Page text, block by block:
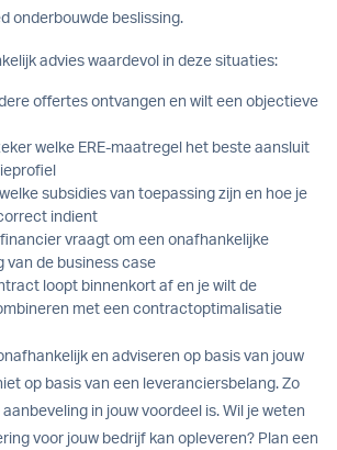
onderbouwde beslissing.
advies waardevol in deze situaties:
offertes ontvangen en wilt een objectieve
welke ERE-maatregel het beste aansluit
subsidies van toepassing zijn en hoe je
indient
vraagt om een onafhankelijke
van de business case
loopt binnenkort af en je wilt de
met een contractoptimalisatie
en adviseren op basis van jouw
op basis van een leveranciersbelang. Zo
in jouw voordeel is. Wil je weten
voor jouw bedrijf kan opleveren? Plan een